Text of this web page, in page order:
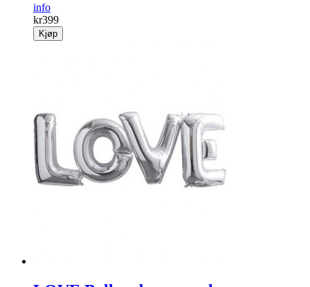
info
kr399
Kjøp